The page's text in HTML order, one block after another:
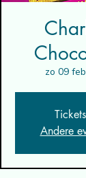
zo 09 feb
Andere